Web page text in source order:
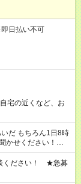
日払い不可
宅の近くなど、お
だ もちろん1日8時
かせください！★家
相談ください。 ※
ください！ ★急募